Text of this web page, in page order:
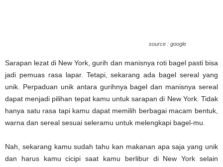
source : google
Sarapan lezat di New York, gurih dan manisnya roti bagel pasti bisa
jadi pemuas rasa lapar. Tetapi, sekarang ada bagel sereal yang
unik. Perpaduan unik antara gurihnya bagel dan manisnya sereal
dapat menjadi pilihan tepat kamu untuk sarapan di New York. Tidak
hanya satu rasa tapi kamu dapat memilih berbagai macam bentuk,
warna dan sereal sesuai seleramu untuk melengkapi bagel-mu.
Nah, sekarang kamu sudah tahu kan makanan apa saja yang unik
dan harus kamu cicipi saat kamu berlibur di New York selain